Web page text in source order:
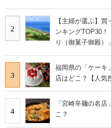
2
【主婦が選ぶ】
ンキングTOP30
り（御菓子御殿）
3
福岡県の「ケー
店はどこ？【人気
4
「宮崎辛麺の名
こ？